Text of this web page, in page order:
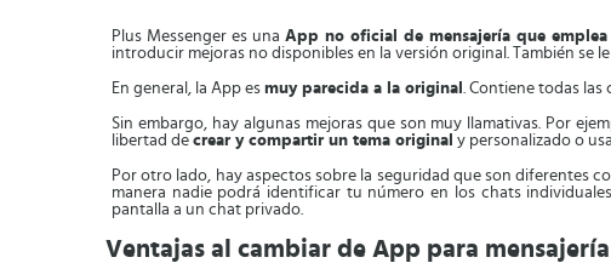
Plus Messenger es una App no oficial de mensajería que emplea
introducir mejoras no disponibles en la versión original. También se
En general, la App es muy parecida a la original . Contiene todas las
Sin embargo, hay algunas mejoras que son muy llamativas. Por
libertad de crear y compartir un tema original y personalizado o
Por otro lado, hay aspectos sobre la seguridad que son diferentes
manera nadie podrá identificar tu número en los chats
pantalla a un chat privado.
Ventajas al cambiar de App para